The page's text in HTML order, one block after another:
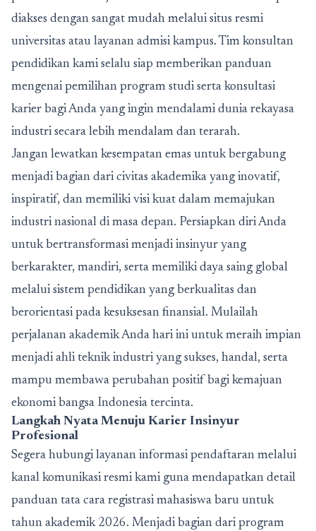
diakses dengan sangat mudah melalui situs resmi
universitas atau layanan admisi kampus. Tim konsultan
pendidikan kami selalu siap memberikan panduan
mengenai pemilihan program studi serta konsultasi
karier bagi Anda yang ingin mendalami dunia rekayasa
industri secara lebih mendalam dan terarah.
Jangan lewatkan kesempatan emas untuk bergabung
menjadi bagian dari civitas akademika yang inovatif,
inspiratif, dan memiliki visi kuat dalam memajukan
industri nasional di masa depan. Persiapkan diri Anda
untuk bertransformasi menjadi insinyur yang
berkarakter, mandiri, serta memiliki daya saing global
melalui sistem pendidikan yang berkualitas dan
berorientasi pada kesuksesan finansial. Mulailah
perjalanan akademik Anda hari ini untuk meraih impian
menjadi ahli teknik industri yang sukses, handal, serta
mampu membawa perubahan positif bagi kemajuan
ekonomi bangsa Indonesia tercinta.
Langkah Nyata Menuju Karier Insinyur
Profesional
Segera hubungi layanan informasi pendaftaran melalui
kanal komunikasi resmi kami guna mendapatkan detail
panduan tata cara registrasi mahasiswa baru untuk
tahun akademik 2026. Menjadi bagian dari program